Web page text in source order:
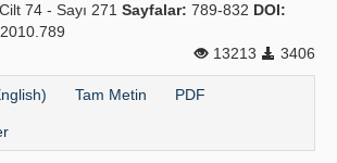
74 - Sayı 271 Sayfalar: 789-832 DOI:
13213
3406
Tam Metin PDF